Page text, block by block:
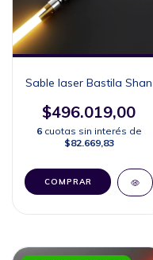
Sable laser Bastila Shan
$496.019,00
6 cuotas sin interés de
$82.669,83
COMPRAR